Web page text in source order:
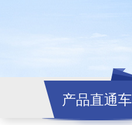
产品直通车